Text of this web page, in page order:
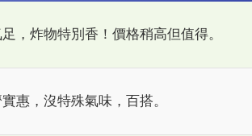
，炸物特別香！價格稍高但值得。
惠，沒特殊氣味，百搭。